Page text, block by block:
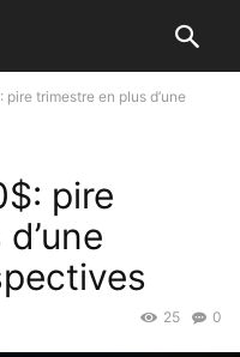
trimestre en plus d’une
pire
0
25